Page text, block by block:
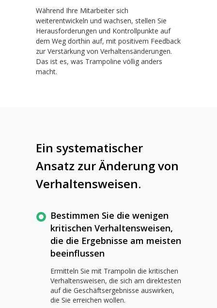
Während Ihre Mitarbeiter sich
weiterentwickeln und wachsen, stellen Sie
Herausforderungen und Kontrollpunkte auf
dem Weg dorthin auf, mit positivem Feedback
zur Verstärkung von Verhaltensänderungen.
Das ist es, was Trampoline völlig anders
macht.
Ermitteln Sie mit Trampolin die kritischen
Verhaltensweisen, die sich am direktesten
auf die Geschäftsergebnisse auswirken,
die Sie erreichen wollen.
Bestimmen Sie die wenigen
kritischen Verhaltensweisen,
die die Ergebnisse am meisten
beeinflussen
Ein systematischer
Ansatz zur Änderung von
Verhaltensweisen.